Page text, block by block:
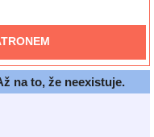
na to, že neexistuje.